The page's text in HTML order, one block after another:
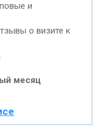
и
о визите к
месяц